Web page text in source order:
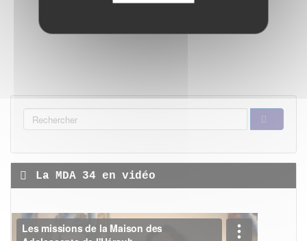
FORMULAIRE
RECHERCHE
La MDA 34 en vidéo